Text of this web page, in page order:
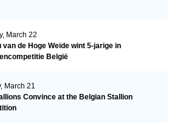
March 22
van de Hoge Weide wint 5-jarige in
België
March 21
Convince at the Belgian Stallion